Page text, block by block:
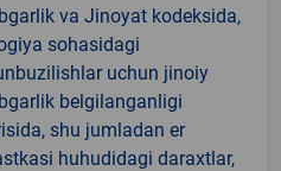
va Jinoyat kodeksida,
sohasidagi
uchun jinoiy
belgilanganligi
shu jumladan er
huhudidagi daraxtlar,